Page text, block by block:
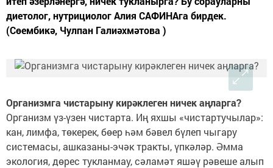
диетолог, нутрициолог Алия САФИНАга бирдек.
(Сөембикә, Чулпан Галиәхмәтова )
Организмга чистарыну кирәклеген ничек аңларга?
Организм үз-үзен чистарта. Иң яхшы «чистартучылар»:
кан, лимфа, төкерек, бөер һәм бәвел бүлеп чыгару
системасы, ашказаны-эчәк тракты, үпкәләр. Әмма
экология, дөрес тукланмау, сәламәт яшәү рәвеше алып